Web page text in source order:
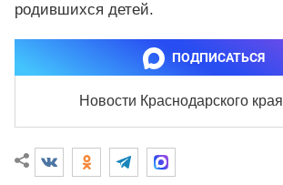
родившихся детей.
ПОДПИСАТЬСЯ
Новости Краснодарского края